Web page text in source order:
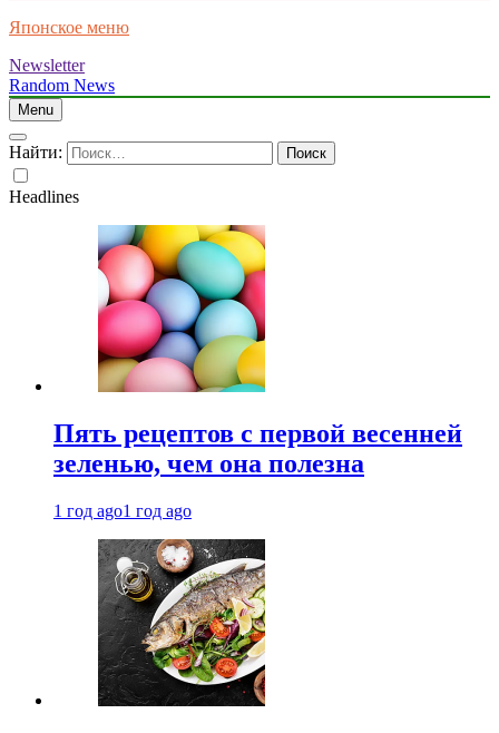
Японское меню
Newsletter
Random News
Menu
Найти:
Headlines
Пять рецептов с первой весенней
зеленью, чем она полезна
1 год ago1 год ago